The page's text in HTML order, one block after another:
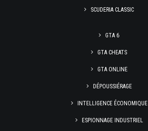
SCUDERIA CLASSIC
GTA 6
GTA CHEATS
GTA ONLINE
DÉPOUSSIÉRAGE
INTELLIGENCE ÉCONOMIQUE
ESPIONNAGE INDUSTRIEL